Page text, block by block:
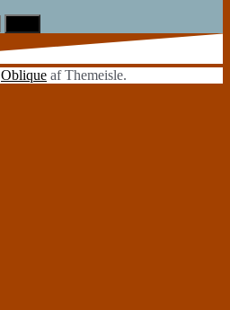
Oblique af Themeisle.